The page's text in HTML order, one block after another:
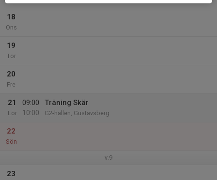
18
Ons
19
Tor
20
Fre
21
Lör
09:00
10:00
Träning Skär
G2-hallen, Gustavsberg
22
Sön
v.9
23